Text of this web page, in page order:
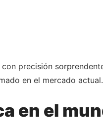
precisión
en el mercado actual.
en el